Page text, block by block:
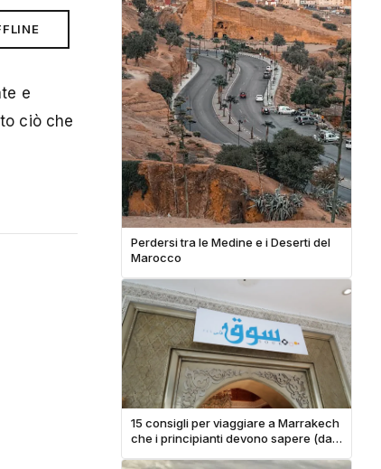
e
ciò che
Perdersi tra le Medine e i Deserti del
Marocco
15 consigli per viaggiare a Marrakech
che i principianti devono sapere (da